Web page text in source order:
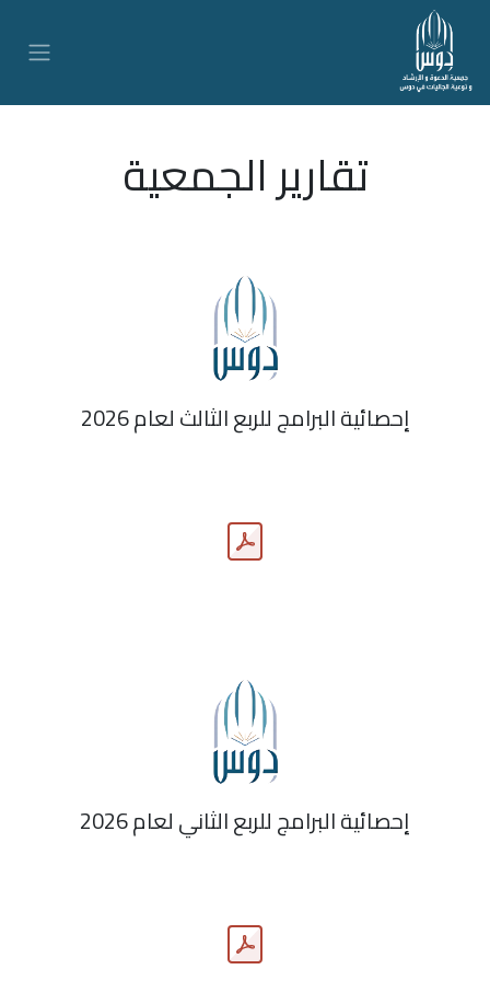
تقارير الجمعية
إحصائية البرامج للربع الثالث لعام 2026
إحصائية البرامج للربع الثاني لعام 2026